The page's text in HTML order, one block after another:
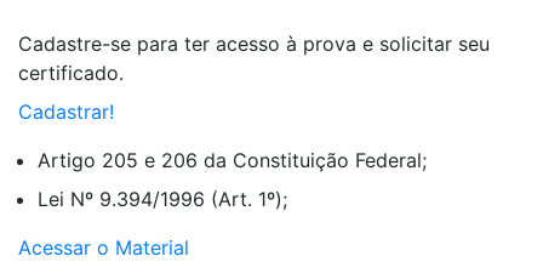
Cadastre-se para ter acesso à prova e solicitar seu
certificado.
Cadastrar!
Artigo 205 e 206 da Constituição Federal;
Lei Nº 9.394/1996 (Art. 1º);
Acessar o Material